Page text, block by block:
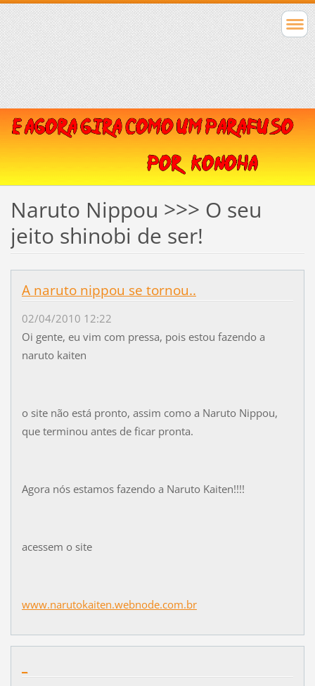
Naruto Nippou >>> O seu
jeito shinobi de ser!
A naruto nippou se tornou..
02/04/2010 12:22
Oi gente, eu vim com pressa, pois estou fazendo a
naruto kaiten
o site não está pronto, assim como a Naruto Nippou,
que terminou antes de ficar pronta.
Agora nós estamos fazendo a Naruto Kaiten!!!!
acessem o site
www.narutokaiten.webnode.com.br